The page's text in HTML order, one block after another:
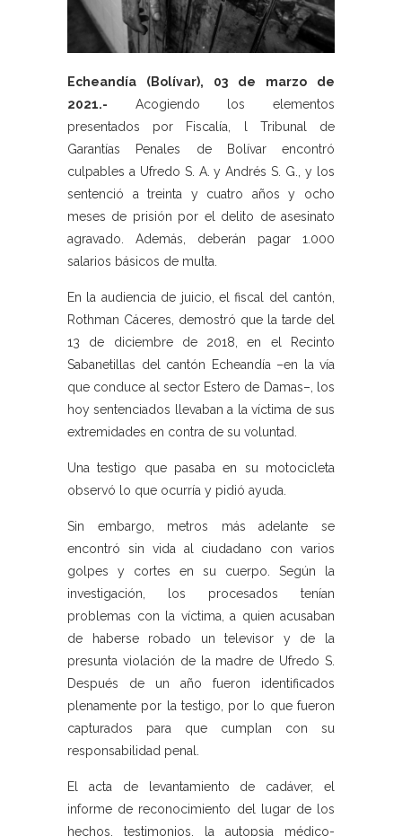
Echeandía (Bolívar), 03 de marzo de
2021.- Acogiendo los elementos
presentados por Fiscalía, l Tribunal de
Garantías Penales de Bolívar encontró
culpables a Ufredo S. A. y Andrés S. G., y los
sentenció a treinta y cuatro años y ocho
meses de prisión por el delito de asesinato
agravado. Además, deberán pagar 1.000
salarios básicos de multa.
En la audiencia de juicio, el fiscal del cantón,
Rothman Cáceres, demostró que la tarde del
13 de diciembre de 2018, en el Recinto
Sabanetillas del cantón Echeandía –en la vía
que conduce al sector Estero de Damas–, los
hoy sentenciados llevaban a la víctima de sus
extremidades en contra de su voluntad.
Una testigo que pasaba en su motocicleta
observó lo que ocurría y pidió ayuda.
Sin embargo, metros más adelante se
encontró sin vida al ciudadano con varios
golpes y cortes en su cuerpo. Según la
investigación, los procesados tenían
problemas con la víctima, a quien acusaban
de haberse robado un televisor y de la
presunta violación de la madre de Ufredo S.
Después de un año fueron identificados
plenamente por la testigo, por lo que fueron
capturados para que cumplan con su
responsabilidad penal.
El acta de levantamiento de cadáver, el
informe de reconocimiento del lugar de los
hechos, testimonios, la autopsia médico-